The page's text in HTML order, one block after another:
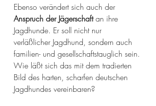
Ebenso verändert sich auch der
Anspruch der Jägerschaft an ihre
Jagdhunde. Er soll nicht nur
verläßlicher Jagdhund, sondern auch
familien- und gesellschaftstauglich sein.
Wie läßt sich das mit dem tradierten
Bild des harten, scharfen deutschen
Jagdhundes vereinbaren?